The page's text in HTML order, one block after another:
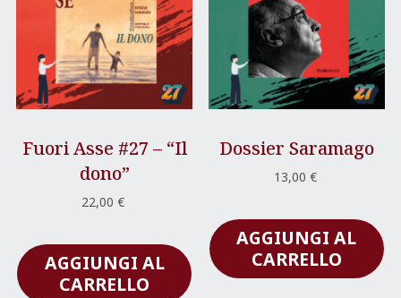
Fuori Asse #27 – “Il
dono”
22,00€
AGGIUNGI AL
CARRELLO
Dossier Saramago
13,00 €
AGGIUNGI AL
CARRELLO